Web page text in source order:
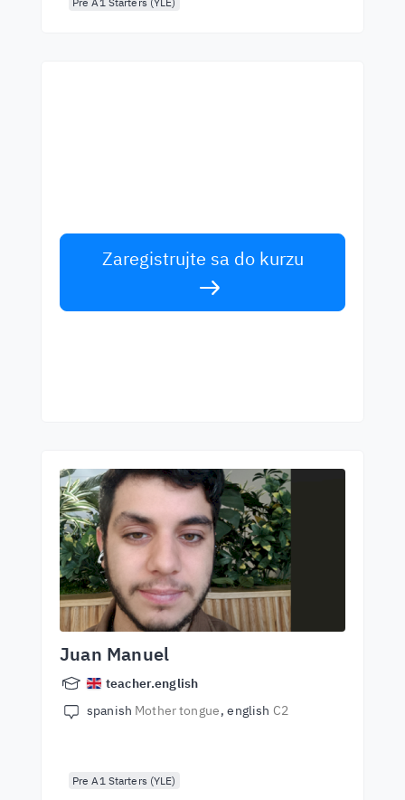
Zaregistrujte sa do kurzu
Juan Manuel
teacher.english
spanish Mother tongue english C2
Pre A1 Starters (YLE)